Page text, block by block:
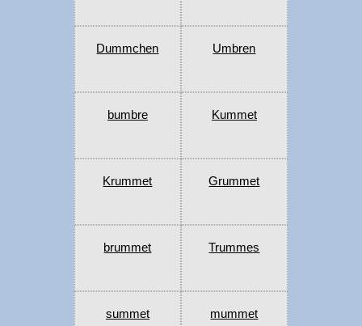
Dummchen Umbren
bumbre Kummet
Krummet Grummet
brummet Trummes
summet mummet